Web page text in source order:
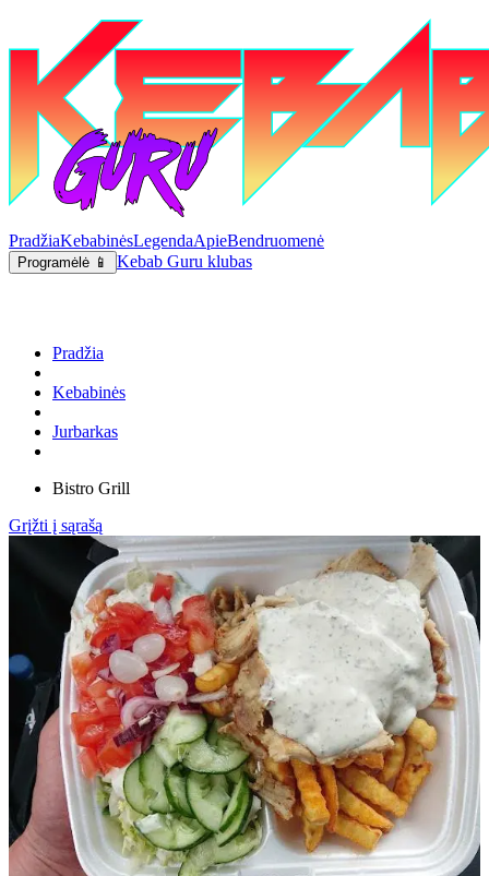
PradžiaKebabinėsLegendaApieBendruomenė
Programėlė 📱 Kebab Guru klubas
Pradžia
Kebabinės
Jurbarkas
Bistro Grill
Grįžti į sąrašą